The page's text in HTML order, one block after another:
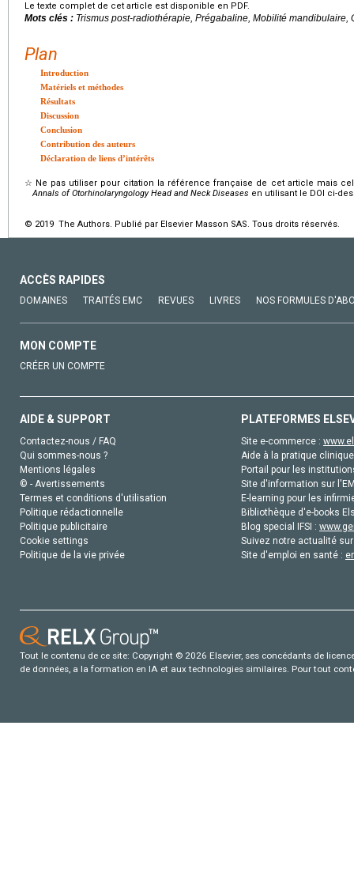
Le texte complet de cet article est disponible en PDF.
Mots clés : Trismus post-radiothérapie, Prégabaline, Mobilité mandibulaire,
Plan
Introduction
Matériels et méthodes
Résultats
Discussion
Conclusion
Contribution des auteurs
Déclaration de liens d’intérêts
☆ Ne pas utiliser pour citation la référence française de cet article mais
Annals of Otorhinolaryngology Head and Neck Diseases en utilisant le DOI ci-
© 2019 The Authors. Publié par Elsevier Masson SAS. Tous droits réservés.
ACCÈS RAPIDES
DOMAINES TRAITÉS EMC REVUES LIVRES NOS FORMULES
MON COMPTE
CRÉER UN COMPTE
AIDE & SUPPORT
Contactez-nous / FAQ
Qui sommes-nous ?
Mentions légales
© - Avertissements
Termes et conditions d'utilisation
Politique rédactionnelle
Politique publicitaire
Cookie settings
Politique de la vie privée
PLATEFORMES
Site e-commerce :
Aide à la pratique
Portail pour les
Site d'information sur
E-learning pour les
Bibliothèque d'e-books
Blog special IFSI :
Suivez notre actualité
Site d'emploi en santé :
Tout le contenu de ce site: Copyright © 2026 Elsevier, ses concédants de
de données, a la formation en IA et aux technologies similaires. Pour tout